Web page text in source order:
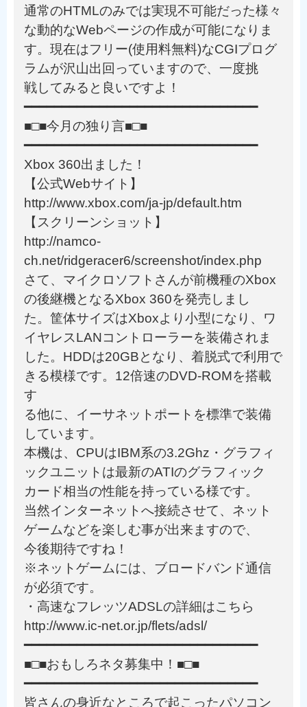
通常のHTMLのみでは実現不可能だった様々
な動的なWebページの作成が可能になりま
す。現在はフリー(使用料無料)なCGIプログ
ラムが沢山出回っていますので、一度挑
戦してみると良いですよ！
━━━━━━━━━━━━━━━━━━━━━━━━━━━━━━━
■□■今月の独り言■□■
━━━━━━━━━━━━━━━━━━━━━━━━━━━━━━━
Xbox 360出ました！
【公式Webサイト】
http://www.xbox.com/ja-jp/default.htm
【スクリーンショット】
http://namco-
ch.net/ridgeracer6/screenshot/index.php
さて、マイクロソフトさんが前機種のXbox
の後継機となるXbox 360を発売しまし
た。筐体サイズはXboxより小型になり、ワ
イヤレスLANコントローラーを装備されま
した。HDDは20GBとなり、着脱式で利用で
きる模様です。12倍速のDVD-ROMを搭載
す
る他に、イーサネットポートを標準で装備
しています。
本機は、CPUはIBM系の3.2Ghz・グラフィ
ックユニットは最新のATIのグラフィック
カード相当の性能を持っている様です。
当然インターネットへ接続させて、ネット
ゲームなどを楽しむ事が出来ますので、
今後期待ですね！
※ネットゲームには、ブロードバンド通信
が必須です。
・高速なフレッツADSLの詳細はこちら
http://www.ic-net.or.jp/flets/adsl/
━━━━━━━━━━━━━━━━━━━━━━━━━━━━━━━
■□■おもしろネタ募集中！■□■
━━━━━━━━━━━━━━━━━━━━━━━━━━━━━━━
皆さんの身近なところで起こったパソコン